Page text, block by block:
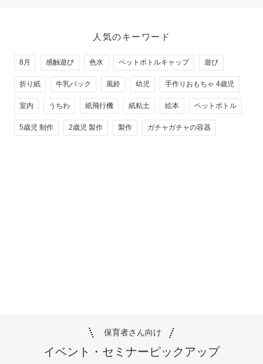
人気のキーワード
8月 感触遊び 色水 ペットボトルキャップ 遊び
折り紙 牛乳パック 風鈴 幼児 手作りおもちゃ 4歳児
室内 うちわ 紙飛行機 紙粘土 絵本 ペットボトル
5歳児 制作 2歳児 製作 製作 ガチャガチャの容器
保育者さん向け
イベント・セミナーピックアップ